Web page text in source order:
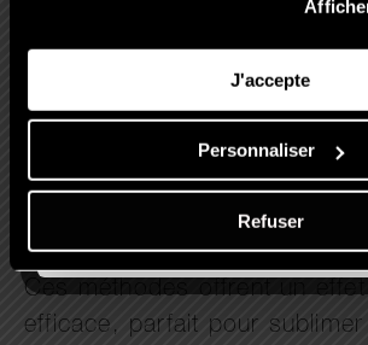
J'accepte
Personnaliser
Refuser
de la bouche.
vitamine C pour booster
régénération cellulaire.
Ces méthodes offrent un
efficace, parfait pour